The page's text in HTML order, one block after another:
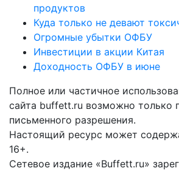
продуктов
Куда только не девают
Огромные убытки ОФБУ
Инвестиции в акции Китая
Доходность ОФБУ в июне
Полное или частичное
сайта buffett.ru возможно только
письменного разрешения.
Настоящий ресурс может
16+.
Сетевое издание «Buffett.ru»